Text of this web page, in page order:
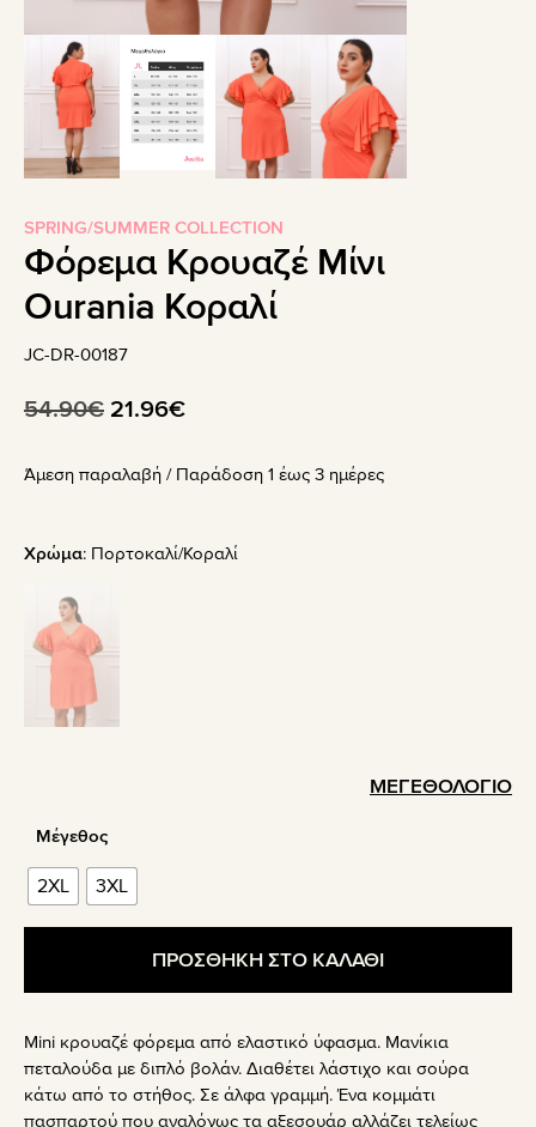
SPRING/SUMMER COLLECTION
Φόρεμα Κρουαζέ Μίνι
Ourania Κοραλί
JC-DR-00187
54.90€ Original
was:
21.96€Η
τιμή
21.96€.
Άμεση παραλαβή / Παράδoση 1 έως 3 ημέρες
Χρώμα: Πορτοκαλί/Κοραλί
ΜΕΓΕΘΟΛΟΓΙΟ
Μέγεθος
2XL 3XL
ΠΡΟΣΘΗΚΗ ΣΤΟ ΚΑΛΑΘΙ
Mini κρουαζέ φόρεμα από ελαστικό ύφασμα. Μανίκια
πεταλούδα με διπλό βολάν. Διαθέτει λάστιχο και σούρα
κάτω από το στήθος. Σε άλφα γραμμή. Ένα κομμάτι
πασπαρτού που αναλόγως τα αξεσουάρ αλλάζει τελείως